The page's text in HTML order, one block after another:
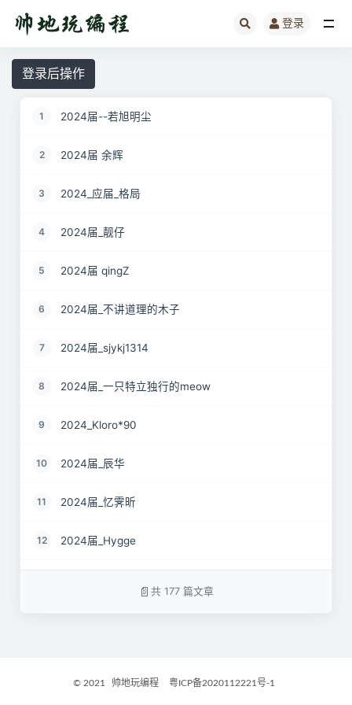
登录
登录后操作
1 2024届--若旭明尘
2 2024届 余辉
3 2024_应届_格局
4 2024届_靓仔
5 2024届 qingZ
6 2024届_不讲道理的木子
7 2024届_sjykj1314
8 2024届_一只特立独行的meow
9 2024_Kloro*90
10 2024届_辰华
11 2024届_忆霁昕
12 2024届_Hygge
共 177 篇文章
© 2021 帅地玩编程 粤ICP备2020112221号-1